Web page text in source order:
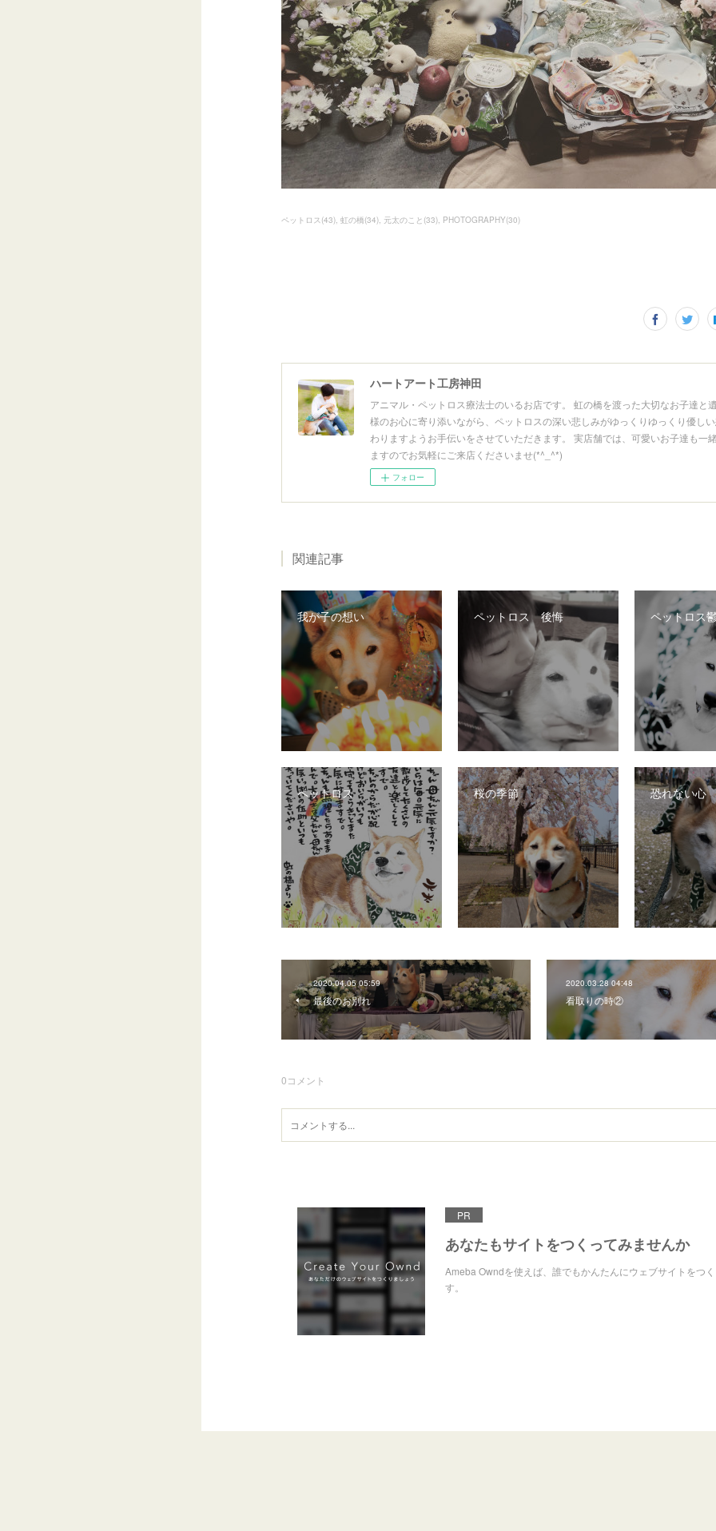
ペットロス(43) 虹の橋(34) 元太のこと (33) PHOTOGRAPHY(30)
ハートアート工房神田
アニマル・ペットロス療法士のいるお店です。 虹の橋を渡った大切なお子達と
様のお心に寄り添いながら、ペットロスの深い悲しみがゆっくりゆっくり優し
わりますようお手伝いをさせていただきます。 実店舗では、可愛いお子達も一
ますのでお気軽にご来店くださいませ(*^_^*)
フォロー
関連記事
我が子の想い ペットロス 後悔 ペットロス
ペットロス 桜の季節 恐れない心
2020.04.05 05:59
最後のお別れ
2020.03.28 04:48
看取りの時②
0コメント
PR
あなたもサイトをつくってみませんか
Ameba Owndを使えば、誰でもかんたんにウェブサイトをつ
す。